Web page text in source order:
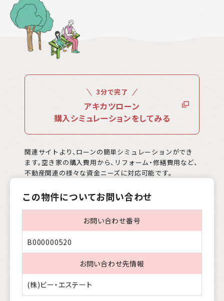
3分で完了
アキカツローン
購入シミュレーションをしてみる
関連サイトより、ローンの簡単シミュレーションができ
ます。空き家の購入費用から、リフォーム・修繕費用など、
不動産関連の様々な資金ニーズに対応可能です。
この物件についてお問い合わせ
お問い合わせ番号
B000000520
お問い合わせ先情報
(株)ビー・エステート